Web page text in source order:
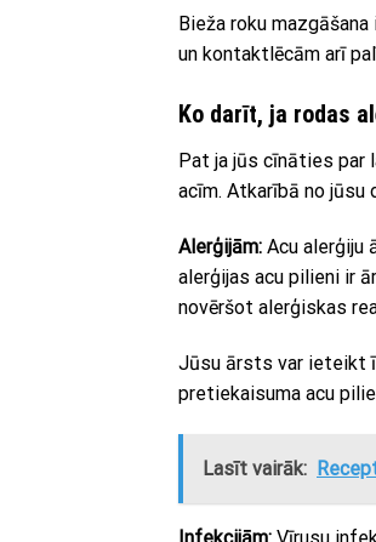
Bieža roku
un kontaktlēcām arī
Ko darīt, ja rodas
Pat ja jūs cīnāties par
acīm. Atkarībā no
Alerģijām: Acu alerģiju
alerģijas acu pilieni ir
novēršot alerģiskas
Jūsu ārsts var ieteikt
pretiekaisuma acu
Lasīt vairāk:
Infekcijām: Vīrusu